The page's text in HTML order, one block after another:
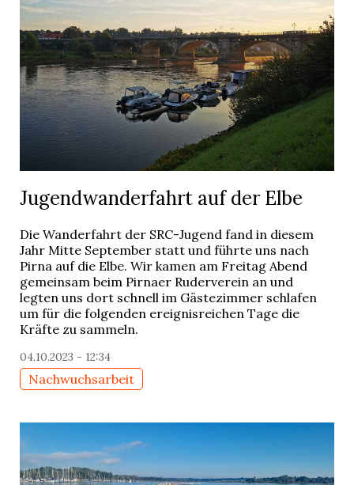
Jugendwanderfahrt auf der Elbe
Die Wanderfahrt der SRC-Jugend fand in diesem
Jahr Mitte September statt und führte uns nach
Pirna auf die Elbe. Wir kamen am Freitag Abend
gemeinsam beim Pirnaer Ruderverein an und
legten uns dort schnell im Gästezimmer schlafen
um für die folgenden ereignisreichen Tage die
Kräfte zu sammeln.
04.10.2023 - 12:34
Nachwuchsarbeit